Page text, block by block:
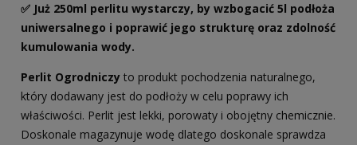
✅ Już 250ml perlitu wystarczy, by wzbogacić 5l podłoża
uniwersalnego i poprawić jego strukturę oraz zdolność
kumulowania wody.
Perlit Ogrodniczy to produkt pochodzenia naturalnego,
który dodawany jest do podłoży w celu poprawy ich
właściwości. Perlit jest lekki, porowaty i obojętny chemicznie.
Doskonale magazynuje wodę dlatego doskonale sprawdza